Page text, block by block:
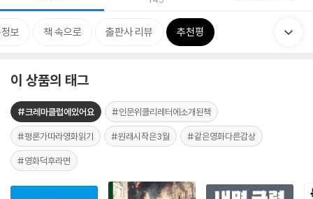
보 책 속으로 출판사 리뷰 추천평
이 상품의 태그
#크레마클럽에있어요 #인문위클리레터에소개된책
#평론가따라영화읽기 #원래시작은3월 #같은영화다른감상
#영화덕후라면